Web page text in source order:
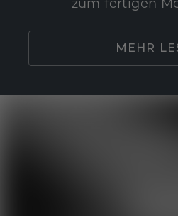
zum fertigen
MEHR